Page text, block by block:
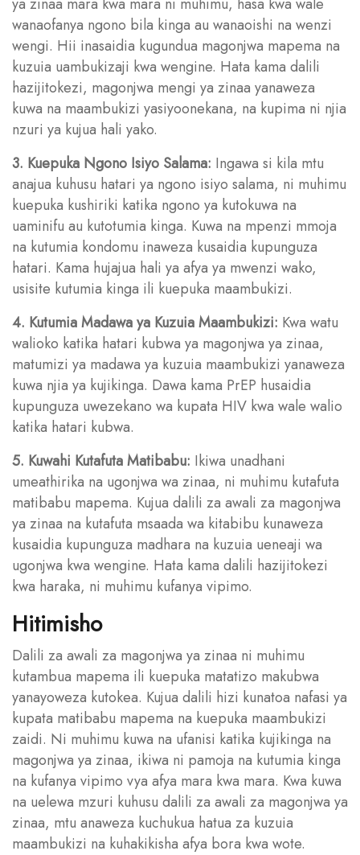
wanaofanya ngono bila kinga au wanaoishi na wenzi
wengi. Hii inasaidia kugundua magonjwa mapema na
kuzuia uambukizaji kwa wengine. Hata kama dalili
hazijitokezi, magonjwa mengi ya zinaa yanaweza
kuwa na maambukizi yasiyoonekana, na kupima ni njia
nzuri ya kujua hali yako.
3. Kuepuka Ngono Isiyo Salama: Ingawa si kila mtu
anajua kuhusu hatari ya ngono isiyo salama, ni muhimu
kuepuka kushiriki katika ngono ya kutokuwa na
uaminifu au kutotumia kinga. Kuwa na mpenzi mmoja
na kutumia kondomu inaweza kusaidia kupunguza
hatari. Kama hujajua hali ya afya ya mwenzi wako,
usisite kutumia kinga ili kuepuka maambukizi.
4. Kutumia Madawa ya Kuzuia Maambukizi: Kwa watu
walioko katika hatari kubwa ya magonjwa ya zinaa,
matumizi ya madawa ya kuzuia maambukizi yanaweza
kuwa njia ya kujikinga. Dawa kama PrEP husaidia
kupunguza uwezekano wa kupata HIV kwa wale walio
katika hatari kubwa.
5. Kuwahi Kutafuta Matibabu: Ikiwa unadhani
umeathirika na ugonjwa wa zinaa, ni muhimu kutafuta
matibabu mapema. Kujua dalili za awali za magonjwa
ya zinaa na kutafuta msaada wa kitabibu kunaweza
kusaidia kupunguza madhara na kuzuia ueneaji wa
ugonjwa kwa wengine. Hata kama dalili hazijitokezi
kwa haraka, ni muhimu kufanya vipimo.
Hitimisho
Dalili za awali za magonjwa ya zinaa ni muhimu
kutambua mapema ili kuepuka matatizo makubwa
yanayoweza kutokea. Kujua dalili hizi kunatoa nafasi ya
kupata matibabu mapema na kuepuka maambukizi
zaidi. Ni muhimu kuwa na ufanisi katika kujikinga na
magonjwa ya zinaa, ikiwa ni pamoja na kutumia kinga
na kufanya vipimo vya afya mara kwa mara. Kwa kuwa
na uelewa mzuri kuhusu dalili za awali za magonjwa ya
zinaa, mtu anaweza kuchukua hatua za kuzuia
maambukizi na kuhakikisha afya bora kwa wote.